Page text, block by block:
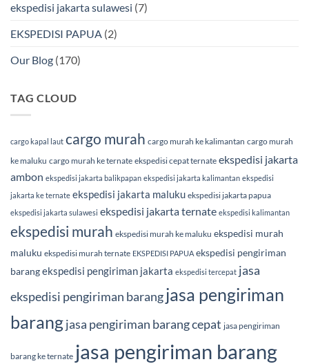
ekspedisi jakarta sulawesi (7)
EKSPEDISI PAPUA (2)
Our Blog (170)
TAG CLOUD
cargo kapal laut cargo murah cargo murah ke kalimantan cargo murah
ke maluku cargo murah ke ternate ekspedisi cepat ternate ekspedisi jakarta
ambon ekspedisi jakarta balikpapan ekspedisi jakarta kalimantan ekspedisi
jakarta ke ternate ekspedisi jakarta maluku ekspedisi jakarta papua
ekspedisi jakarta sulawesi ekspedisi jakarta ternate ekspedisi kalimantan
ekspedisi murah ekspedisi murah ke maluku ekspedisi murah
maluku ekspedisi murah ternate EKSPEDISI PAPUA ekspedisi pengiriman
barangekspedisi pengiriman jakarta ekspedisi tercepat jasa
ekspedisi pengiriman barangjasa pengiriman
barangjasa pengiriman barang cepat jasa pengiriman
barang ke ternate jasa pengiriman barang